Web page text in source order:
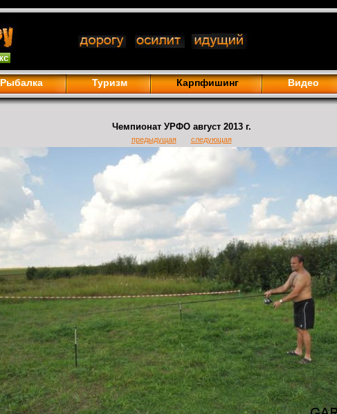
Рыбалка Туризм Карпфишинг Видео
Чемпионат УРФО август 2013 г.
предыдущая следующая